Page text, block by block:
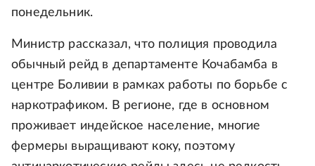
понедельник.
Министр рассказал, что полиция проводила
обычный рейд в департаменте Кочабамба в
центре Боливии в рамках работы по борьбе с
наркотрафиком. В регионе, где в основном
проживает индейское население, многие
фермеры выращивают коку, поэтому